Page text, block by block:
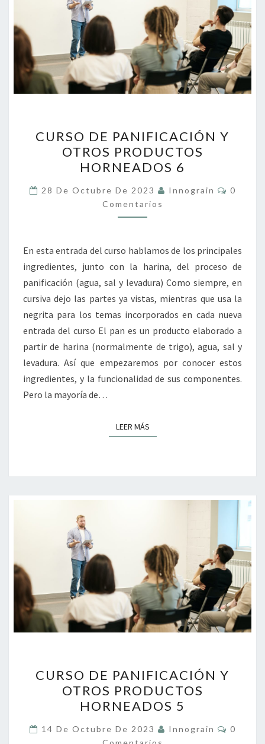
DE
PANIFICACIÓN
Y
OTROS
PRODUCTOS
HORNEADOS
CURSO DE PANIFICACIÓN Y
OTROS PRODUCTOS
HORNEADOS 6
28 De Octubre De 2023 Innograin
0
Comentarios
En esta entrada del curso hablamos de los principales
ingredientes, junto con la harina, del proceso de
panificación (agua, sal y levadura) Como siempre, en
cursiva dejo las partes ya vistas, mientras que usa la
negrita para los temas incorporados en cada nueva
entrada del curso El pan es un producto elaborado a
partir de harina (normalmente de trigo), agua, sal y
levadura. Así que empezaremos por conocer estos
ingredientes, y la funcionalidad de sus componentes.
Pero la mayoría de…
LEER MÁSLEER MÁS
DE
PANIFICACIÓN
Y
OTROS
CURSO DE PANIFICACIÓN Y
OTROS PRODUCTOS
HORNEADOS 5
14 De Octubre De 2023 Innograin
0